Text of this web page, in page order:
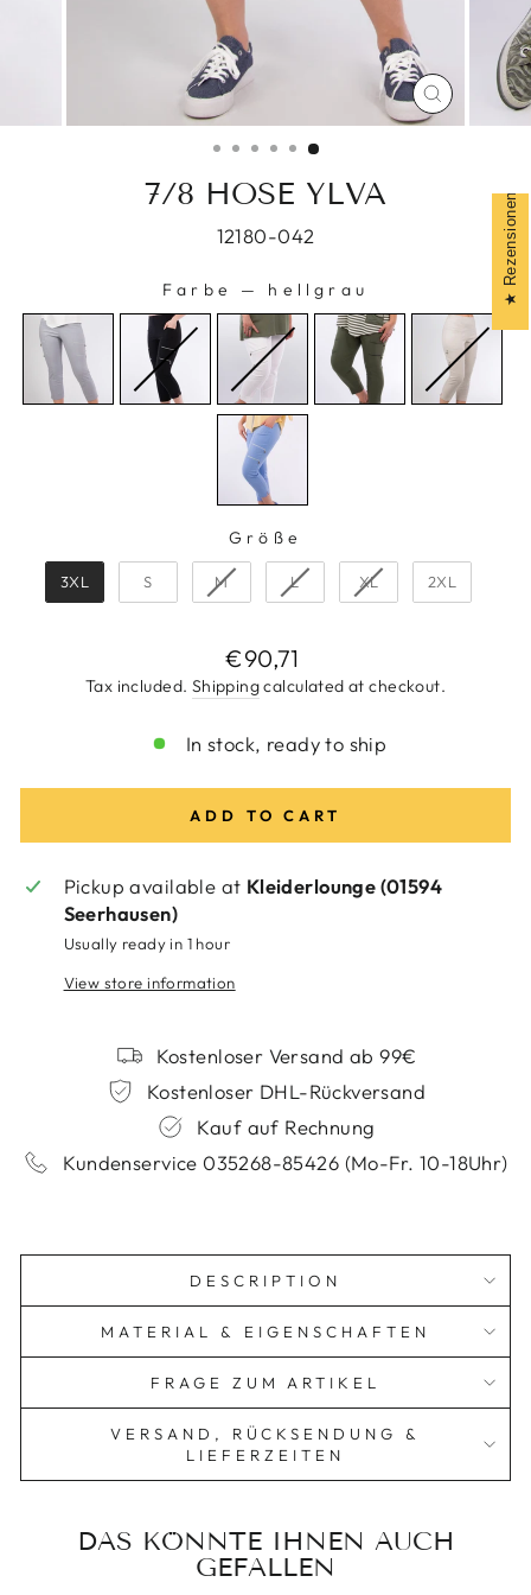
CLOSE
(ESC)
7/8 HOSE YLVA
12180-042
Farbe — hellgrau
FARBE
Größe
GRÖSSE
3XL
S M L XL 2XL
Regular
price
€90,71
Tax included. Shippingcalculated at checkout.
In stock, ready to ship
ADD TO CART
Pickup available at Kleiderlounge (01594
Seerhausen)
Usually ready in 1 hour
View store information
Kostenloser Versand ab 99€
Kostenloser DHL-Rückversand
Kauf auf Rechnung
Kundenservice 035268-85426 (Mo-Fr. 10-18Uhr)
DESCRIPTION
MATERIAL & EIGENSCHAFTEN
FRAGE ZUM ARTIKEL
VERSAND, RÜCKSENDUNG &
LIEFERZEITEN
DAS KÖNNTE IHNEN AUCH
GEFALLEN
Rezensionen